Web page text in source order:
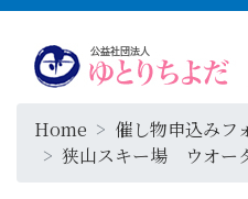
Home
催し物申込みフ
狭山スキー場 ウオー